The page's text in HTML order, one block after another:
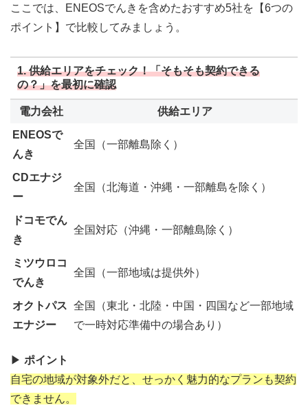
ここでは、ENEOSでんきを含めたおすすめ5社を【6つの
ポイント】で比較してみましょう。
1. 供給エリアをチェック！「そもそも契約できる
の？」を最初に確認
電力会社
供給エリア
ENEOSで
んき
全国（一部離島除く）
CDエナジ
ー
全国（北海道・沖縄・一部離島を除く）
ドコモでん
き
全国対応（沖縄・一部離島除く）
ミツウロコ
でんき
全国（一部地域は提供外）
オクトパス
エナジー
全国（東北・北陸・中国・四国など一部地域
で一時対応準備中の場合あり）
▶ ポイント
自宅の地域が対象外だと、せっかく魅力的なプランも契約
できません。